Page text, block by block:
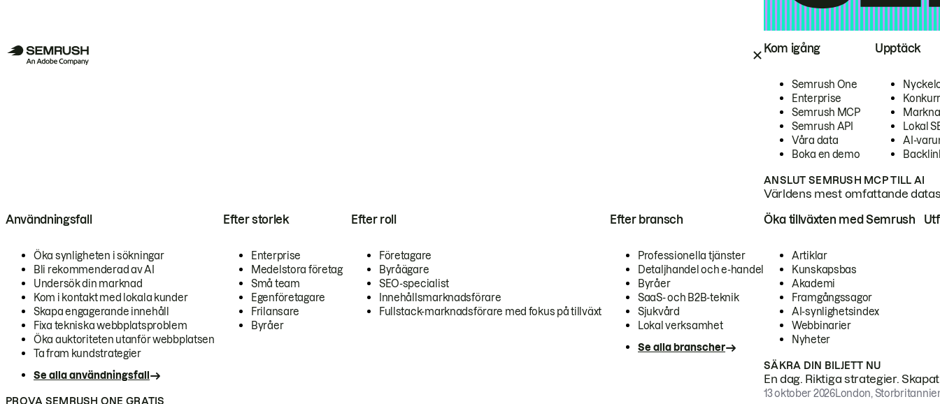
Kom igång
Semrush One
Enterprise
Semrush MCP
Semrush API
Våra data
Boka en demo
Upptäck
Lokal
AI-
ANSLUT SEMRUSH MCP TILL AI
Världens mest omfattande
Användningsfall
Öka synligheten i sökningar
Bli rekommenderad av AI
Undersök din marknad
Kom i kontakt med lokala kunder
Skapa engagerande innehåll
Fixa tekniska webbplatsproblem
Öka auktoriteten utanför webbplatsen
Ta fram kundstrategier
Se alla användningsfall
Efter storlek
Enterprise
Medelstora företag
Små team
Egenföretagare
Frilansare
Byråer
Efter roll
Företagare
Byråägare
SEO-specialist
Innehållsmarknadsförare
Fullstack-marknadsförare med fokus på tillväxt
Efter bransch
Professionella tjänster
Detaljhandel och e-handel
Byråer
SaaS- och B2B-teknik
Sjukvård
Lokal verksamhet
Se alla branscher
PROVA SEMRUSH ONE GRATIS
Öka tillväxten med Semrush
Artiklar
Kunskapsbas
Akademi
Framgångssagor
AI-synlighetsindex
Webbinarier
Nyheter
SÄKRA DIN BILJETT NU
En dag. Riktiga strategier.
13 oktober 2026London,